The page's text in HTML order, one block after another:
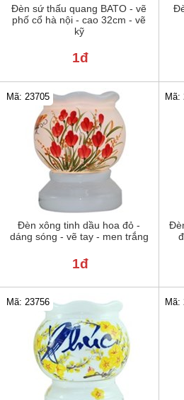
Đèn sứ thấu quang BATO - vẽ
phố cổ hà nội - cao 32cm - vẽ
kỹ
1đ
Đèn xông tinh dầu hoa đỏ -
dáng sóng - vẽ tay - men trắng
Mã: 23705
1đ
Mã:
Mã: 23756 Mã: